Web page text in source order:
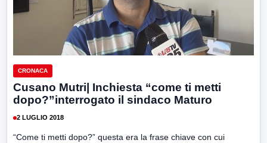
CRONACA
Cusano Mutri| Inchiesta “come ti metti
dopo?”interrogato il sindaco Maturo
2 LUGLIO 2018
“Come ti metti dopo?” questa era la frase chiave con cui